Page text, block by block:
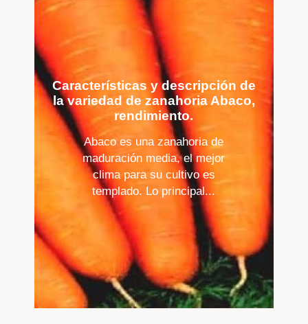
Características y descripción de
la variedad de zanahoria Abaco,
rendimiento.
Abaco es una zanahoria de
maduración media, el mejor
clima para su cultivo es
templado. Lo principal...